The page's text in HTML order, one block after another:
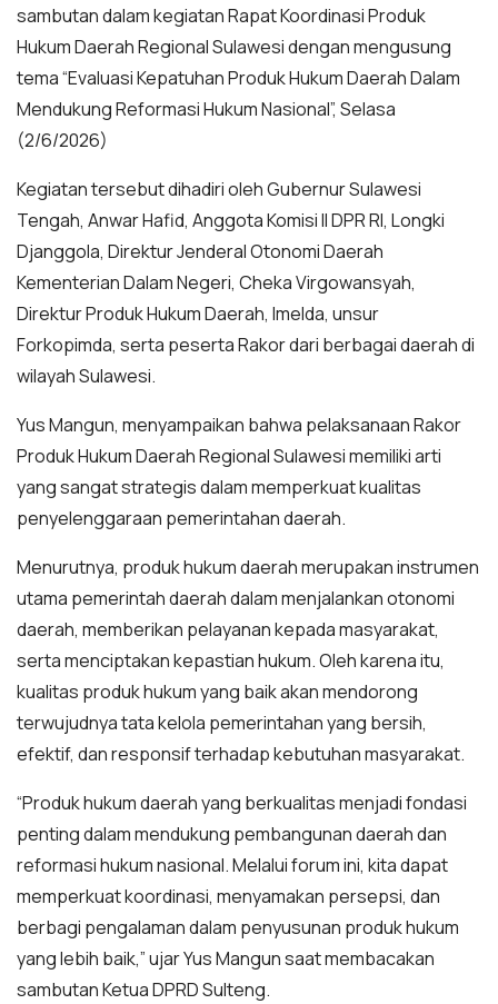
sambutan dalam kegiatan Rapat Koordinasi Produk
Hukum Daerah Regional Sulawesi dengan mengusung
tema “Evaluasi Kepatuhan Produk Hukum Daerah Dalam
Mendukung Reformasi Hukum Nasional”, Selasa
(2/6/2026)
Kegiatan tersebut dihadiri oleh Gubernur Sulawesi
Tengah, Anwar Hafid, Anggota Komisi II DPR RI, Longki
Djanggola, Direktur Jenderal Otonomi Daerah
Kementerian Dalam Negeri, Cheka Virgowansyah,
Direktur Produk Hukum Daerah, Imelda, unsur
Forkopimda, serta peserta Rakor dari berbagai daerah di
wilayah Sulawesi.
Yus Mangun, menyampaikan bahwa pelaksanaan Rakor
Produk Hukum Daerah Regional Sulawesi memiliki arti
yang sangat strategis dalam memperkuat kualitas
penyelenggaraan pemerintahan daerah.
Menurutnya, produk hukum daerah merupakan instrumen
utama pemerintah daerah dalam menjalankan otonomi
daerah, memberikan pelayanan kepada masyarakat,
serta menciptakan kepastian hukum. Oleh karena itu,
kualitas produk hukum yang baik akan mendorong
terwujudnya tata kelola pemerintahan yang bersih,
efektif, dan responsif terhadap kebutuhan masyarakat.
“Produk hukum daerah yang berkualitas menjadi fondasi
penting dalam mendukung pembangunan daerah dan
reformasi hukum nasional. Melalui forum ini, kita dapat
memperkuat koordinasi, menyamakan persepsi, dan
berbagi pengalaman dalam penyusunan produk hukum
yang lebih baik,” ujar Yus Mangun saat membacakan
sambutan Ketua DPRD Sulteng.